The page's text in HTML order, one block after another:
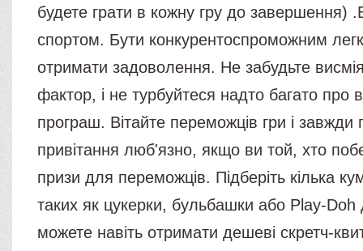
будете грати в кожну гру до
спортом. Бути конкурентоспроможним
отримати задоволення. Не забудьте
фактор, і не турбуйтеся надто багато про
програш. Вітайте переможців гри і завжди
привітання люб'язно, якщо ви той, хто
призи для переможців. Підберіть кілька
таких як цукерки, бульбашки або Play-Doh
можете навіть отримати дешеві скретч-